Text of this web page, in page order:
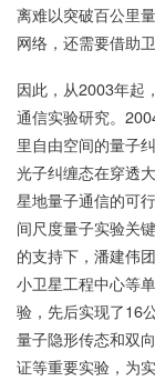
离难以突破百公里
网络，还需要借助卫
因此，从2003年起
通信实验研究。
里自由空间的量子
光子纠缠态在穿透
星地量子通信的可
间尺度量子实验关
的支持下，潘建伟
小卫星工程中心等
验，先后实现了16
量子隐形传态和双
证等重要实验，为